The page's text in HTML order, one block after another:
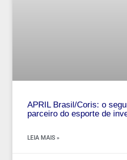
APRIL Brasil/Coris: o
parceiro do esporte de
LEIA MAIS »